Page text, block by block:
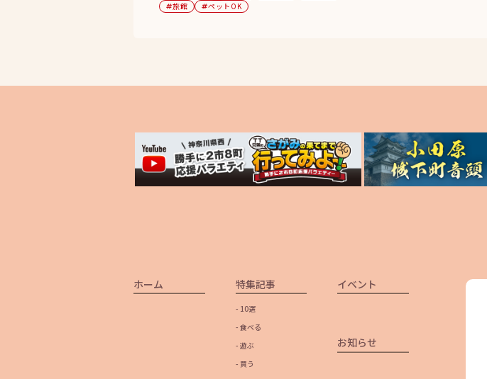
tag旅館 tagペットOK
ホーム 特集記事
- 10選
- 食べる
- 遊ぶ
- 買う
イベント
お知らせ